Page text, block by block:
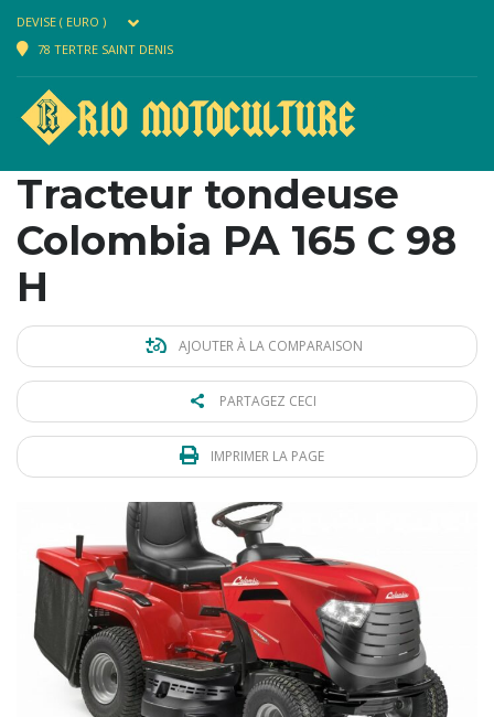
DEVISE ( EURO )
78 TERTRE SAINT DENIS
Tracteur tondeuse
Colombia PA 165 C 98
H
AJOUTER À LA COMPARAISON
PARTAGEZ CECI
IMPRIMER LA PAGE